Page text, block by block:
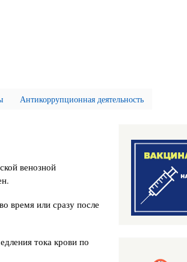
Антикоррупционная деятельность
венозной
время или сразу после
тока крови по